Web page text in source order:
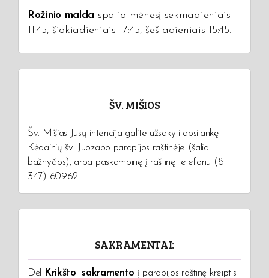
Rožinio malda spalio mėnesį sekmadieniais
11:45, šiokiadieniais 17:45, šeštadieniais 15:45.
ŠV. MIŠIOS
Šv. Mišias Jūsų intencija galite užsakyti apsilankę
Kėdainių šv. Juozapo parapijos raštinėje (šalia
bažnyčios), arba paskambinę į raštinę telefonu (8
347) 60962.
SAKRAMENTAI:
Dėl Krikšto sakramento į parapijos raštinę kreiptis